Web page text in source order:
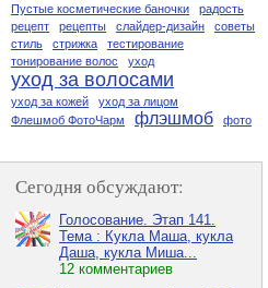
Пустые косметические баночки
радость
рецепт
рецепты слайдер-дизайн
советы
стиль
стрижка
тестирование
тонирование волос
уход
уход за волосами
уход за кожей
уход за лицом
Флешмоб ФотоЧарм
флэшмоб фото
Сегодня обсуждают:
Голосование. Этап 141.
Тема : Кукла Маша, кукла
Даша, кукла Миша...
12 комментариев